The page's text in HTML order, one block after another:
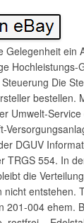
Gelegenheit ein
Hochleistungs-
Die
bestellen.
Umwelt-
DGUV
TRGS 554. In
die
nicht entstehen.
201-004 ehem.